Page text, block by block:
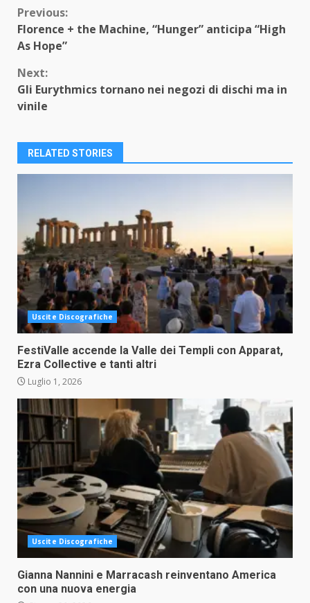
Continue
Reading
Previous:
Florence + the Machine, “Hunger” anticipa “High
As Hope”
Next:
Gli Eurythmics tornano nei negozi di dischi ma in
vinile
RELATED STORIES
Uscite Discografiche
FestiValle accende la Valle dei Templi con Apparat,
Ezra Collective e tanti altri
Luglio 1, 2026
Uscite Discografiche
Gianna Nannini e Marracash reinventano America
con una nuova energia